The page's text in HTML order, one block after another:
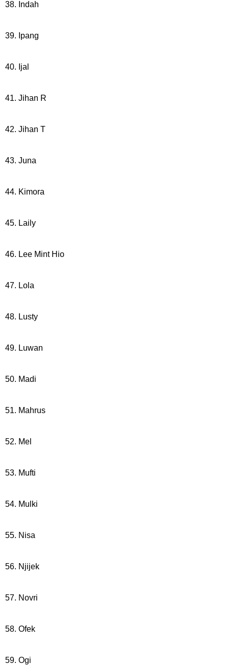
38. Indah
39. Ipang
40. Ijal
41. Jihan R
42. Jihan T
43. Juna
44. Kimora
45. Laily
46. Lee Mint Hio
47. Lola
48. Lusty
49. Luwan
50. Madi
51. Mahrus
52. Mel
53. Mufti
54. Mulki
55. Nisa
56. Njijek
57. Novri
58. Ofek
59. Ogi